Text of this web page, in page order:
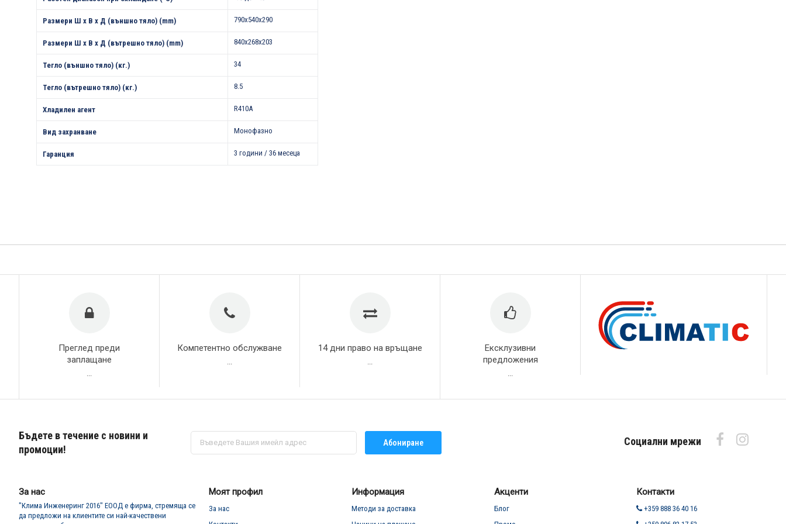
Размери Ш х В х Д (външно тяло) (mm) 790x540x290
Размери Ш х В х Д (вътрешно тяло) (mm) 840x268x203
Тегло (външно тяло) (кг.) 34
Тегло (вътрешно тяло) (кг.) 8.5
Хладилен агент R410A
Вид захранване Монофазно
Гаранция 3 години / 36 месеца
Преглед преди
заплащане
Компетентно обслужване 14 дни право на връщане
Ексклузивни
предложения
Бъдете в течение с новини и
промоции!
Абонирай
за
Абониране Социални мрежи
За нас
"Клима Инженеринг 2016" ЕООД е фирма, стремяща се
да предложи на клиентите си най-качествени
Моят профил
За нас
Информация
Методи за доставка
Акценти
Блог
Контакти
+359 888 36 40 16